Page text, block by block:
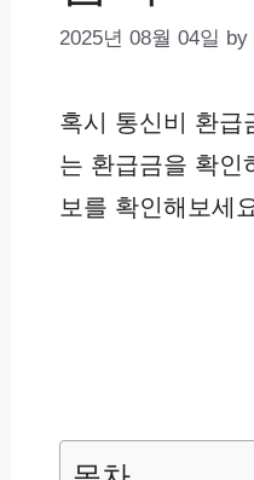
2025년 08월 04일 by
혹시 통신비 환급
는 환급금을 확인
보를 확인해보세